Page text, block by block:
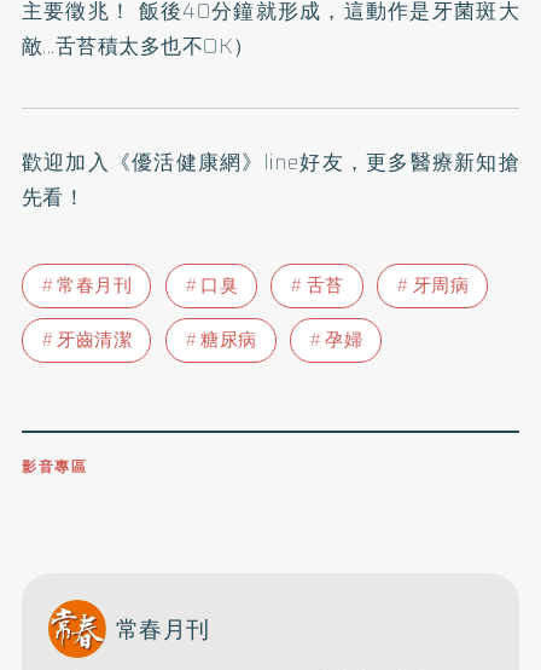
主要徵兆！ 飯後40分鐘就形成，這動作是牙菌斑大
敵...舌苔積太多也不OK）
歡迎加入 《優活健康網》line好友，更多醫療新知搶
先看！
常春月刊 口臭 舌苔
牙周病
牙齒清潔
糖尿病 孕婦
影音專區
常春月刊